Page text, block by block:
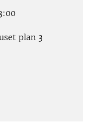
plan 3